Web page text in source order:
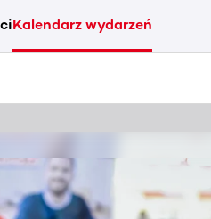
Kalendarz wydarzeń